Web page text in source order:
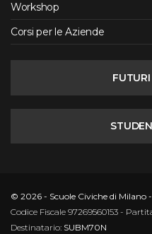
Workshop
Corsi per le Aziende
© 2026 - Scuole Civiche di Milano
Codice Fiscale 97269560153 -
Destinatario: SUBM70N